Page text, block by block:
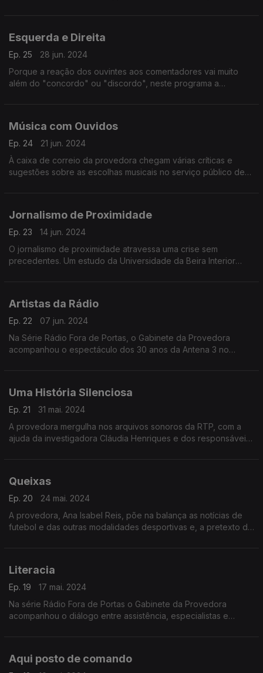
Esquerda e Direita
Ep. 25
28 jun. 2024
Porque a reação dos ouvintes aos comentadores vai muito
além do "concordo" ou "discordo", neste programa a
Música com Ouvidos
Ep. 24
21 jun. 2024
À caixa de correio da provedora chegam várias críticas e
sugestões sobre as escolhas musicais no serviço público de
Jornalismo de Proximidade
Ep. 23
14 jun. 2024
O jornalismo de proximidade atravessa uma crise sem
precedentes. Um estudo da Universidade da Beira Interior
Artistas da Rádio
Ep. 22
07 jun. 2024
Na Série Rádio Fora de Portas, o Gabinete da Provedora
acompanhou o espectáculo dos 30 anos da Antena 3 no
Uma História Silenciosa
Ep. 21
31 mai. 2024
A provedora mergulha nos arquivos sonoros da RTP, com a
ajuda da investigadora Cláudia Henriques e dos responsáveis
Queixas
Ep. 20
24 mai. 2024
A provedora, Ana Isabel Reis, põe na balança as notícias de
futebol e das outras modalidades desportivas e, a pretexto de
Literacia
Ep. 19
17 mai. 2024
Na série Rádio Fora de Portas o Gabinete da Provedora
acompanhou o diálogo entre assistência, especialistas e
Aqui posto de comando